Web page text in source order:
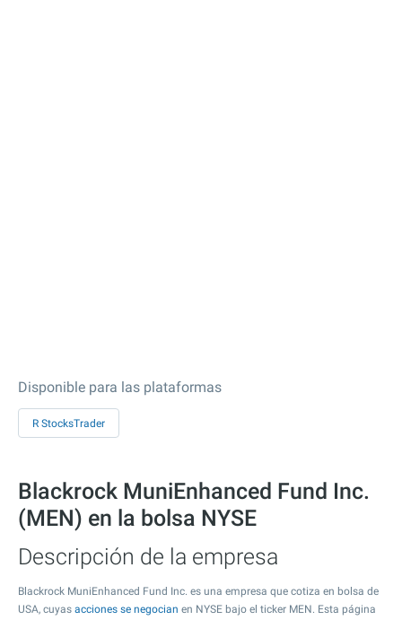
Disponible para las plataformas
R StocksTrader
Blackrock MuniEnhanced Fund Inc.
(MEN) en la bolsa NYSE
Descripción de la empresa
Blackrock MuniEnhanced Fund Inc. es una empresa que cotiza en bolsa de
USA, cuyas acciones se negocian en NYSE bajo el ticker MEN. Esta página